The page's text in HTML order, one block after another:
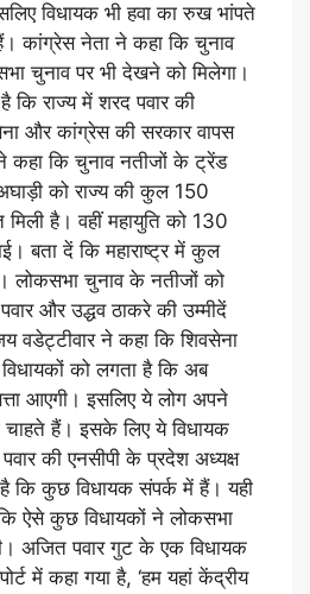
विधायक भी हवा का रुख भांपते
कांग्रेस नेता ने कहा कि चुनाव
चुनाव पर भी देखने को मिलेगा।
कि राज्य में शरद पवार की
और कांग्रेस की सरकार वापस
कहा कि चुनाव नतीजों के ट्रेंड
को राज्य की कुल 150
मिली है। वहीं महायुति को 130
बता दें कि महाराष्ट्र में कुल
लोकसभा चुनाव के नतीजों को
और उद्धव ठाकरे की उम्मीदें
वडेट्टीवार ने कहा कि शिवसेना
को लगता है कि अब
आएगी। इसलिए ये लोग अपने
हैं। इसके लिए ये विधायक
की एनसीपी के प्रदेश अध्यक्ष
कि कुछ विधायक संपर्क में हैं। यही
ऐसे कुछ विधायकों ने लोकसभा
अजित पवार गुट के एक विधायक
में कहा गया है, ‘हम यहां केंद्रीय